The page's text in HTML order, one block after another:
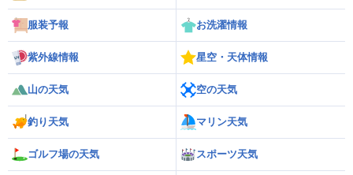
服装予報 お洗濯情報
紫外線情報 星空・天体情報
山の天気 空の天気
釣り天気 マリン天気
ゴルフ場の天気 スポーツ天気